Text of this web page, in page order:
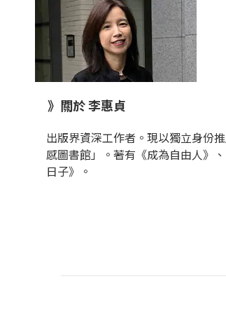
》關於 李惠貞
出版界資深工作者。現以獨立身份
感圖書館」。著有《成為自由人》
日子》。